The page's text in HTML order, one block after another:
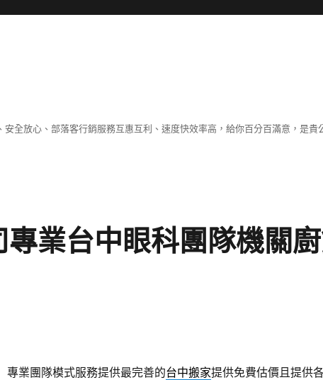
全放心、部落客行銷服務互惠互利、速度快效率高，給你百分百滿意，是
專業台中眼科團隊機關
專業團隊模式服務提供最完善的台中搬家提供免費估價且提供